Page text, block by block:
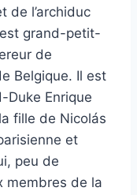
de l’archiduc
grand-petit-
de
Belgique. Il est
Duke Enrique
fille de Nicolás
et
peu de
membres de la